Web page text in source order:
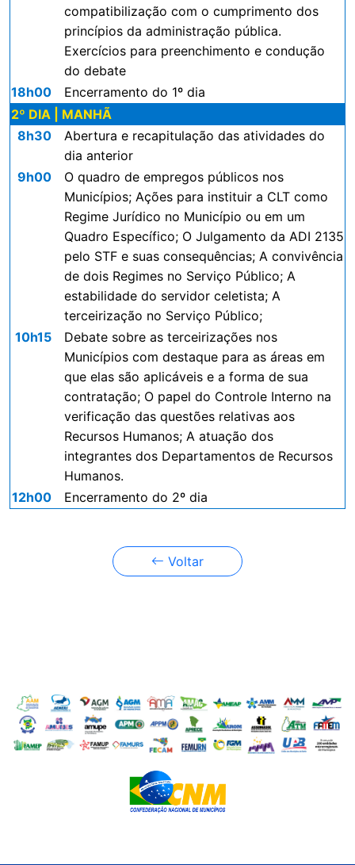
compatibilização com o cumprimento dos
princípios da administração pública.
Exercícios para preenchimento e condução
do debate
18h00
Encerramento do 1º dia
2º DIA | MANHÃ
8h30
Abertura e recapitulação das atividades do
dia anterior
9h00
O quadro de empregos públicos nos
Municípios; Ações para instituir a CLT como
Regime Jurídico no Município ou em um
Quadro Específico; O Julgamento da ADI 2135
pelo STF e suas consequências; A convivência
de dois Regimes no Serviço Público; A
estabilidade do servidor celetista; A
terceirização no Serviço Público;
10h15
Debate sobre as terceirizações nos
Municípios com destaque para as áreas em
que elas são aplicáveis e a forma de sua
contratação; O papel do Controle Interno na
verificação das questões relativas aos
Recursos Humanos; A atuação dos
integrantes dos Departamentos de Recursos
Humanos.
12h00
Encerramento do 2º dia
Voltar